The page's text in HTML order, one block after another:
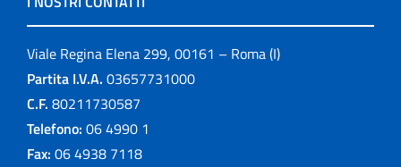
Viale Regina Elena 299, 00161 – Roma (I)
Partita I.V.A. 03657731000
C.F. 80211730587
Telefono: 06 4990 1
Fax: 06 4938 7118